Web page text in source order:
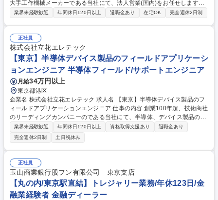
大手工作機械メーカーである当社にて、法人営業(国内)をお任せします。
世界の製造業の完全なる製造自働化を目指し、IT技術を合わせた「ものづ
収集を行い、先行投資情報から潜在化案件の獲得提案◆自社工場での試運
転、客先の工場への納入、アフターフォローなど【やりがい】工作機械業
界は近年完全なる製造の自働化を目指し、IT技術を合わせた「ものづくり
DXソリューション」を目指しております。当社はただのモノ売りから
様々なソリューション提案を行っていきます。 募集職種 E-2【江東区/法
人営業】第二新卒歓迎/東証プライム/国内大手工作機械メーカー
業界未経験歓迎 年間休日120日以上 退職金あり 在宅OK 完全週休2日制
正社員
株式会社立花エレテック
【東京】半導体デバイス製品のフィールドアプリケーシ
ョンエンジニア 半導体フィールド/サポートエンジニア
月給34万円以上
東京都港区
企業名 株式会社立花エレテック 求人名 【東京】半導体デバイス製品のフ
ィールドアプリケーションエンジニア 仕事の内容 創業100年超、技術商社
のリーディングカンパニーのである当社にて、半導体、デバイス製品のFA
E（フィールドアプリケーションエンジニア）を担当いただきます。取扱
い製品は、FPGA、ASICとなります。 【詳細】■メーカー製品と当社技術
を活用して半導体、デバイス製品の提案■製品の立ち上げ、開発の技術サ
ポート■不具合発生時、解決に向けてメーカーと連携して顧客対応、改善
提案 等 家電/事務機/情報通信/自動車/住設等の関連部門に対し、顧客のニ
ーズに合わせた高集積度の半導体やデバイス製品を提案や、マイコンのソ
フトウエア開発及びFPGAのサンプルデザイン作成など、技術サポートを
おまかせします。 募集職種 【東京】半導体デバイス製品のフィールドア
プリケーションエンジニア
業界未経験歓迎 年間休日120日以上 資格取得支援あり
退職金あり
完全週休2日制
土日祝休み
正社員
玉山商業銀行股フン有限公司 東京支店
【丸の内/東京駅直結】トレジャリー業務/年休123日/金
融業経験者 金融ディーラー